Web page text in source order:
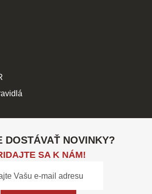
DOSTÁVAŤ NOVINKY?
SA K NÁM!